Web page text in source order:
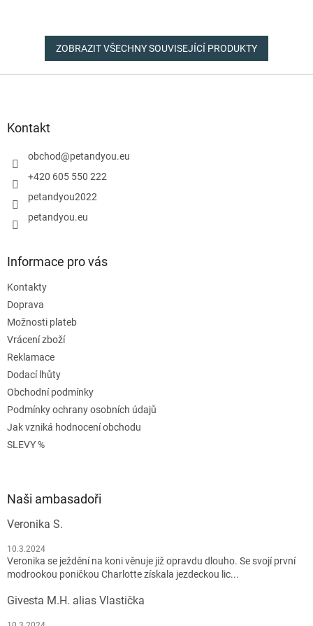
ZOBRAZIT VŠECHNY SOUVISEJÍCÍ PRODUKTY
Kontakt
obchod@petandyou.eu
+420 605 550 222
petandyou2022
petandyou.eu
Informace pro vás
Kontakty
Doprava
Možnosti plateb
Vrácení zboží
Reklamace
Dodací lhůty
Obchodní podmínky
Podmínky ochrany osobních údajů
Jak vzniká hodnocení obchodu
SLEVY %
Naši ambasadoři
Veronika S.
10.3.2024
Veronika se ježdění na koni věnuje již opravdu dlouho. Se svojí první
modrookou poničkou Charlotte získala jezdeckou lic...
Givesta M.H. alias Vlastička